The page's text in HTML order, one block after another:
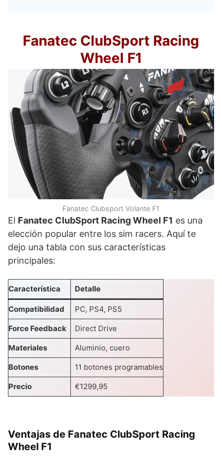
Fanatec ClubSport Racing
Wheel F1
Fanatec Clubsport Volante F1
El Fanatec ClubSport Racing Wheel F1 es una
elección popular entre los sim racers. Aquí te
dejo una tabla con sus características
principales:
Característica Detalle
Compatibilidad PC, PS4, PS5
Force Feedback Direct Drive
Materiales Aluminio, cuero
Botones 11 botones programables
Precio €1299,95
Ventajas de Fanatec ClubSport Racing
Wheel F1